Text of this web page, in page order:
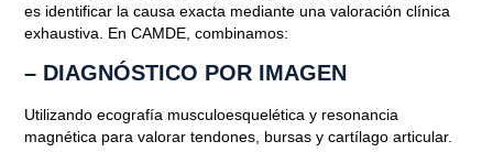
es identificar la causa exacta mediante unavaloración clínica
exhaustiva . En CAMDE, combinamos:
– DIAGNÓSTICO POR IMAGEN
Utilizando ecografía musculoesquelética y resonancia
magnética para valorar tendones, bursas y cartílago articular.